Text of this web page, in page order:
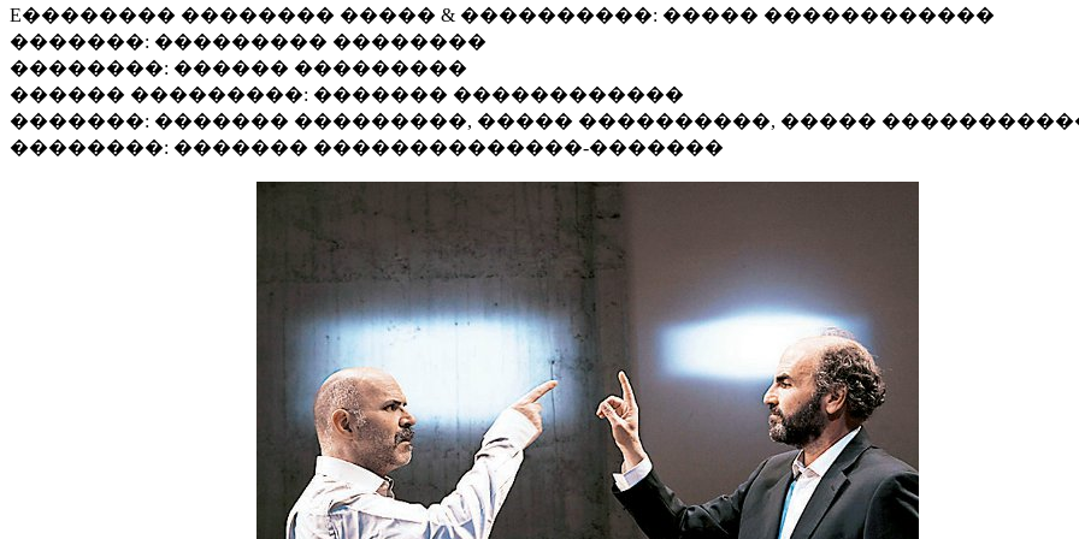
E�������� �������� ����� & ����������: ����� ������������
�������: ��������� ��������
��������: ������ ���������
������ ���������: ������� ������������
�������: ������� ���������, ����� ����������, �����
��������: ������� ��������������-�������